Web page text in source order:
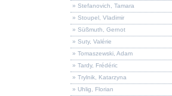
» Stefanovich, Tamara
» Stoupel, Vladimir
» Süßmuth, Gernot
» Suty, Valérie
» Tomaszewski, Adam
» Tardy, Frédéric
» Trylnik, Katarzyna
» Uhlig, Florian